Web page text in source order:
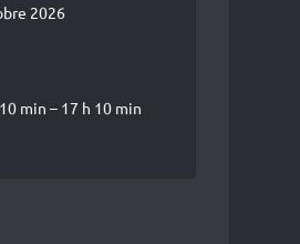
2026
min – 17 h 10 min